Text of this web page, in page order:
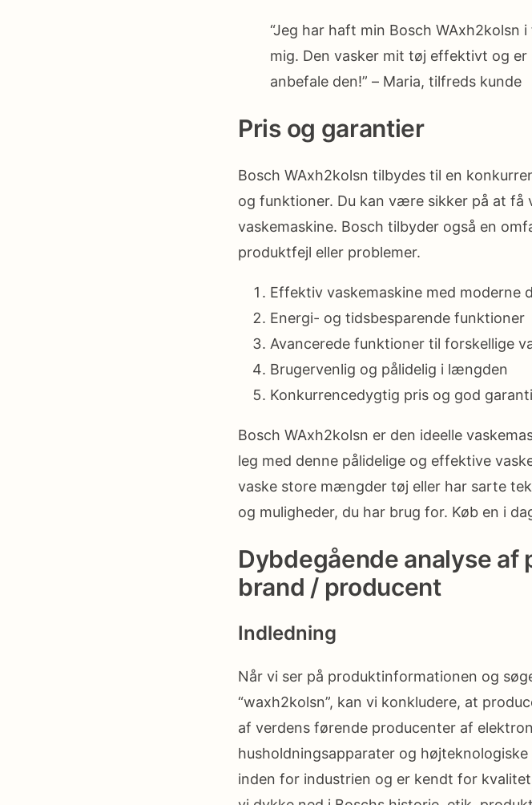
“Jeg har haft min Bosch WAxh2kolsn
mig. Den vasker mit tøj effektivt og
anbefale den!” – Maria, tilfreds kunde
Pris og garantier
Bosch WAxh2kolsn tilbydes til en
og funktioner. Du kan være sikker på at få
vaskemaskine. Bosch tilbyder også en
produktfejl eller problemer.
Effektiv vaskemaskine med moderne
Energi- og tidsbesparende funktioner
Avancerede funktioner til forskellige
Brugervenlig og pålidelig i længden
Konkurrencedygtig pris og god garanti
Bosch WAxh2kolsn er den ideelle
leg med denne pålidelige og effektive
vaske store mængder tøj eller har sarte
og muligheder, du har brug for. Køb en i
Dybdegående analyse
brand / producent
Indledning
Når vi ser på produktinformationen og
“waxh2kolsn”, kan vi konkludere, at
af ​​verdens førende producenter af
husholdningsapparater og
inden for industrien og er kendt for